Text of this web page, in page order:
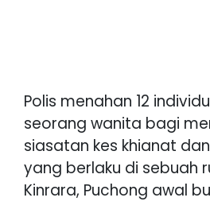
Polis menahan 12
seorang wanita bagi
siasatan kes khianat
yang berlaku di sebuah
Kinrara, Puchong awal